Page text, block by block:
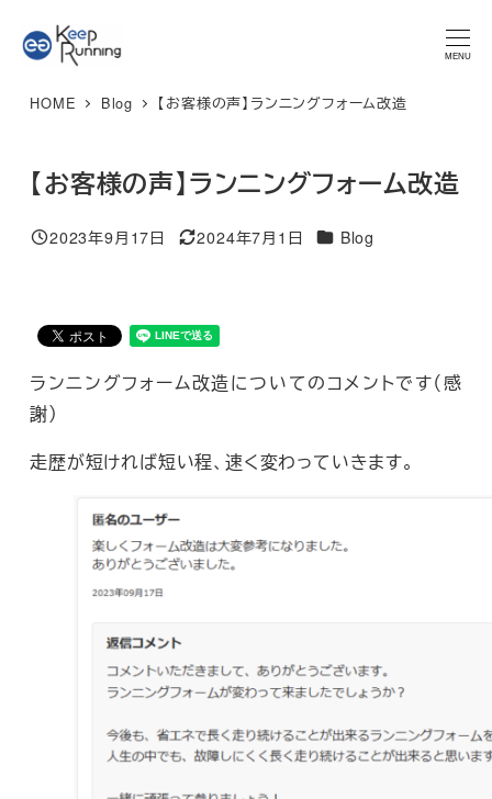
イ
MENU
★マラソンプラン 体験レッスン★ 特別限定価格 3,300円 → ご
予約はこちら
HOME Blog 【お客様の声】ランニングフォーム改造
【お客様の声】ランニングフォーム改造
投稿日
2023年9月17日
更新日
2024年7月1日 カテゴリー
Blog
ランニングフォーム改造についてのコメントです（感
謝）
走歴が短ければ短い程、速く変わっていきます。